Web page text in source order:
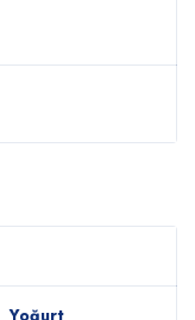
Yoğurt